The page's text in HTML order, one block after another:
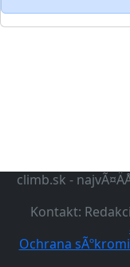
climb.sk -
Kontakt:
Ochrana